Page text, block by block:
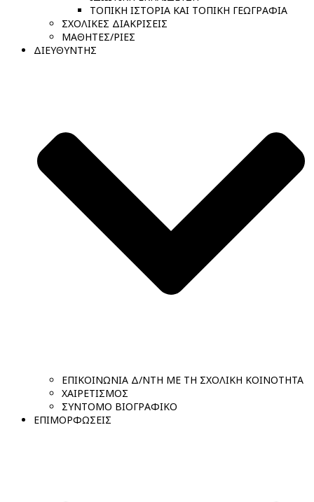
ΤΟΠΙΚΗ ΙΣΤΟΡΙΑ ΚΑΙ ΤΟΠΙΚΗ ΓΕΩΓΡΑΦΙΑ
ΣΧΟΛΙΚΕΣ ΔΙΑΚΡΙΣΕΙΣ
ΜΑΘΗΤΕΣ/ΡΙΕΣ
ΔΙΕΥΘΥΝΤΗΣ
ΕΠΙΚΟΙΝΩΝΙΑ Δ/ΝΤΗ ΜΕ ΤΗ ΣΧΟΛΙΚΗ ΚΟΙΝΟΤΗΤΑ
ΧΑΙΡΕΤΙΣΜΟΣ
ΣΥΝΤΟΜΟ ΒΙΟΓΡΑΦΙΚΟ
ΕΠΙΜΟΡΦΩΣΕΙΣ